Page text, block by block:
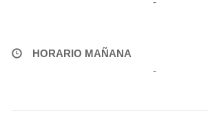
HORARIO MAÑANA
-